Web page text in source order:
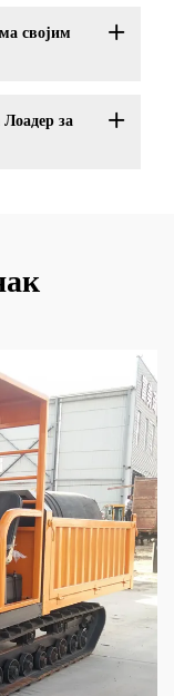
својим
Лоадер за